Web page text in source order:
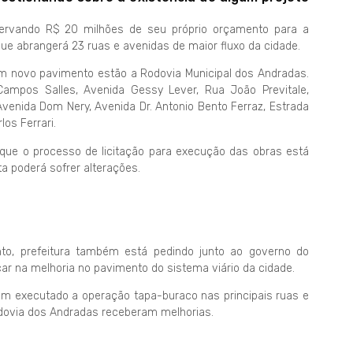
R$ 20 milhões de seu próprio orçamento para a
abrangerá 23 ruas e avenidas de maior fluxo da cidade.
pavimento estão a Rodovia Municipal dos Andradas.
Salles, Avenida Gessy Lever, Rua João Previtale,
Dom Nery, Avenida Dr. Antonio Bento Ferraz, Estrada
Ferrari.
o processo de licitação para execução das obras está
poderá sofrer alterações.
prefeitura também está pedindo junto ao governo do
na melhoria no pavimento do sistema viário da cidade.
executado a operação tapa-buraco nas principais ruas e
dos Andradas receberam melhorias.